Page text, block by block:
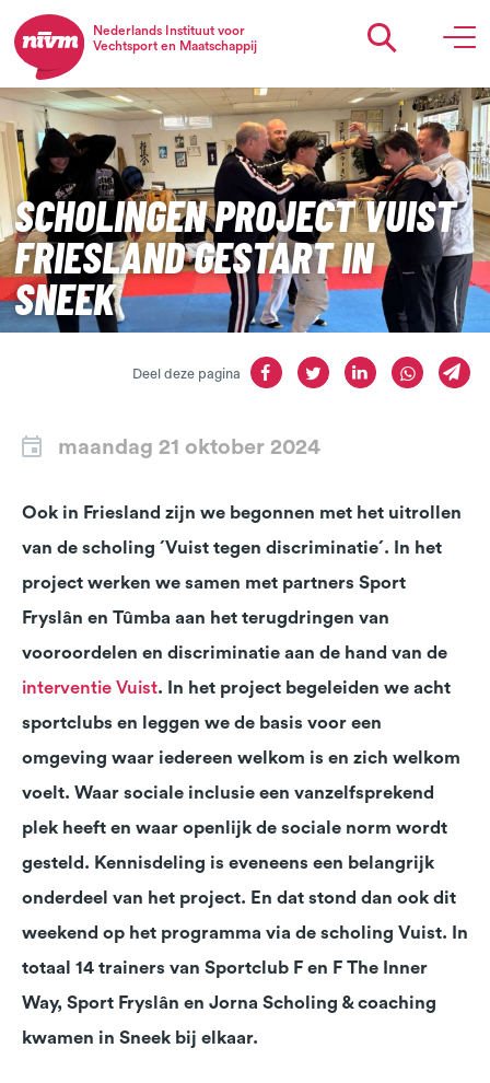
Nederlands Instituut voor
Vechtsport en Maatschappij
SCHOLINGEN PROJECT VUIST
FRIESLAND GESTART IN
SNEEK
Deel deze pagina
maandag 21 oktober 2024
Ook in Friesland zijn we begonnen met het uitrollen
van de scholing ´Vuist tegen discriminatie´. In het
project werken we samen met partners Sport
Fryslân en Tûmba aan het terugdringen van
vooroordelen en discriminatie aan de hand van de
interventie Vuist. In het project begeleiden we acht
sportclubs en leggen we de basis voor een
omgeving waar iedereen welkom is en zich welkom
voelt. Waar sociale inclusie een vanzelfsprekend
plek heeft en waar openlijk de sociale norm wordt
gesteld. Kennisdeling is eveneens een belangrijk
onderdeel van het project. En dat stond dan ook dit
weekend op het programma via de scholing Vuist. In
totaal 14 trainers van Sportclub F en F The Inner
Way, Sport Fryslân en Jorna Scholing & coaching
kwamen in Sneek bij elkaar.